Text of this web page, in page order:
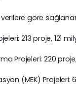
verilere göre
213 proje, 121
Projeleri: 220
(MEK) Projeleri: